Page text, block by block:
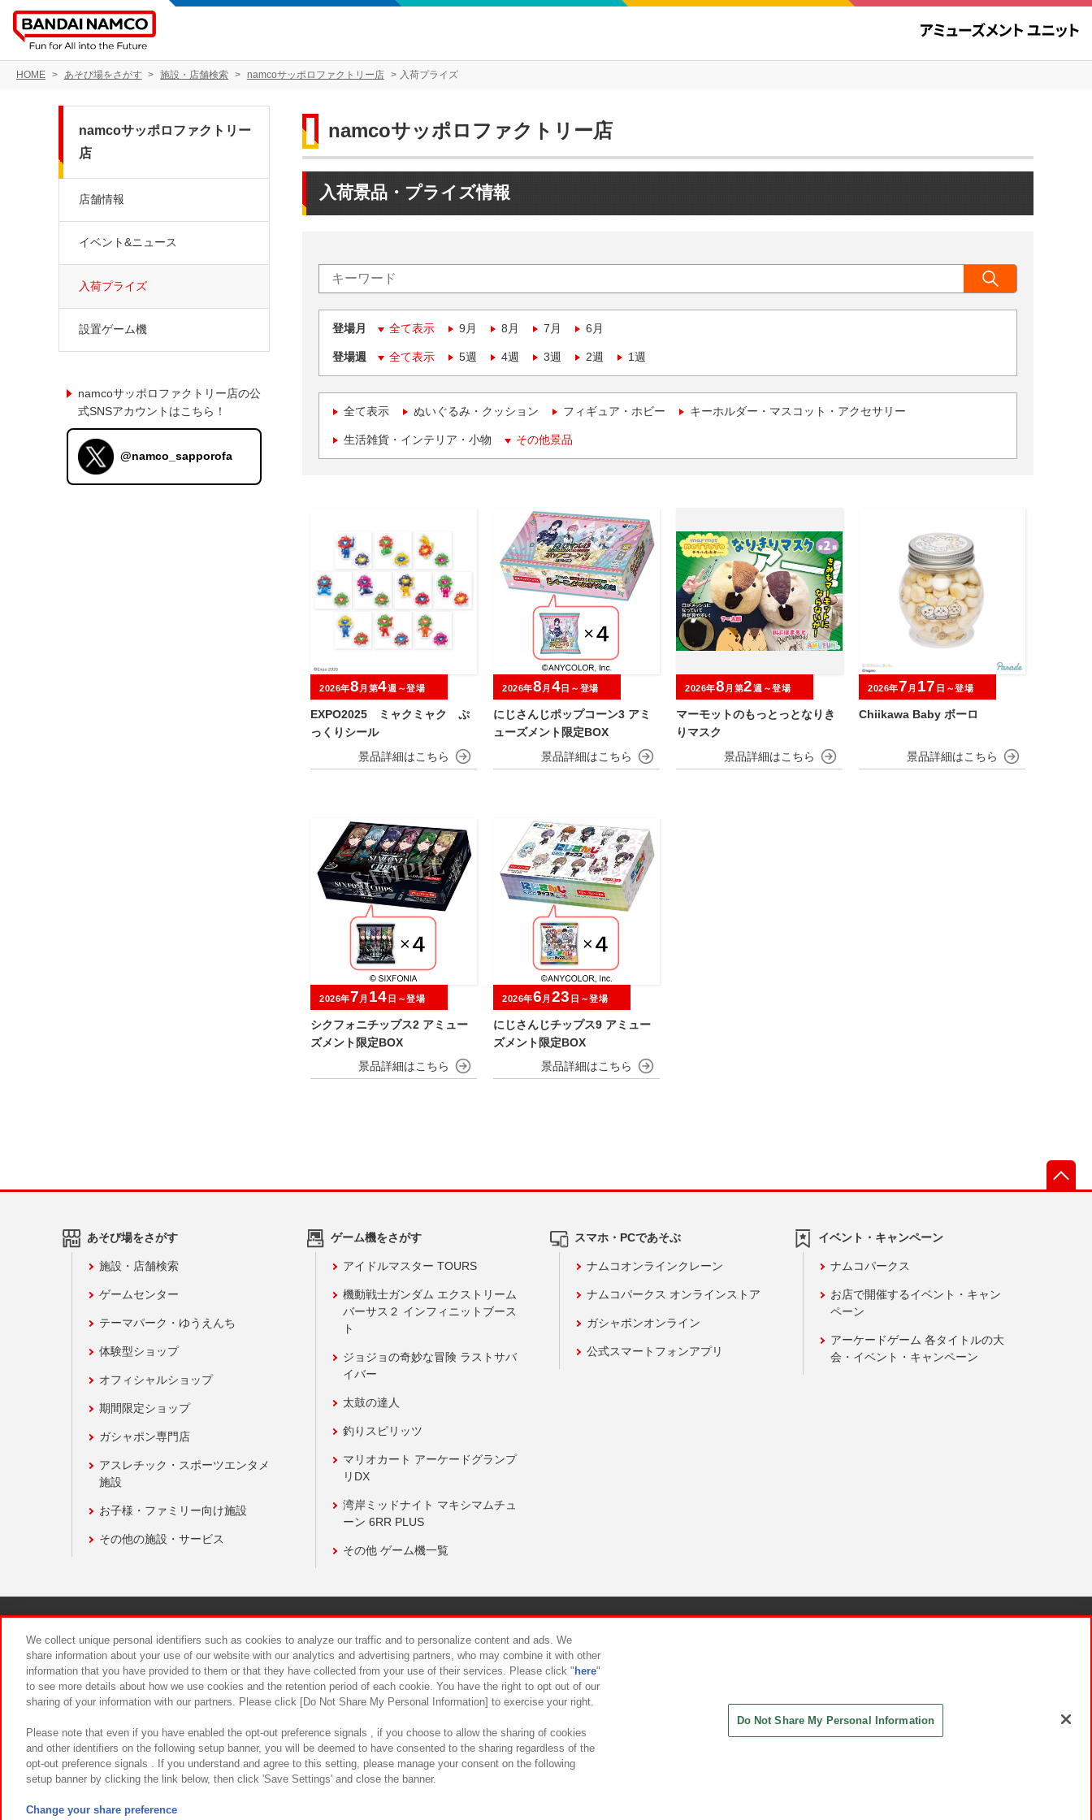
HOME あそび場をさがす 施設・店舗検索 namcoサッポロファクトリー店 入荷プライズ
namcoサッポロファクトリー店
入荷景品・プライズ情報
登場月 全て表示 9月 8月 7月 6月
登場週 全て表示 5週 4週 3週 2週 1週
全て表示 ぬいぐるみ・クッション フィギュア・ホビー キーホルダー・マスコット・アクセサリー
生活雑貨・インテリア・小物 その他景品
EXPO2025 ミャクミャク ぷ
っくりシール
2026年8 月第4週～登場
にじさんじポップコーン3 アミ
ューズメント限定BOX
2026年8 月 4日～登場
マーモットのもっとっとなりき
りマスク
2026年8 月第2週～登場
Chiikawa Baby ボーロ
2026年7 月 17 日～登場
シクフォニチップス2 アミュー
ズメント限定BOX
2026年7 月 14 日～登場
にじさんじチップス9 アミュー
ズメント限定BOX
2026年6 月 23 日～登場
namcoサッポロファクトリー
店
店舗情報
イベント&ニュース
入荷プライズ
設置ゲーム機
namcoサッポロファクトリー店の公
式SNSアカウントはこちら！
@namco_sapporofa
あそび場をさがす
施設・店舗検索
ゲームセンター
テーマパーク・ゆうえんち
体験型ショップ
オフィシャルショップ
期間限定ショップ
ガシャポン専門店
アスレチック・スポーツエンタメ
施設
お子様・ファミリー向け施設
その他の施設・サービス
ゲーム機をさがす
アイドルマスター TOURS
機動戦士ガンダム エクストリーム
バーサス２ インフィニットブース
ト
ジョジョの奇妙な冒険 ラストサバ
イバー
太鼓の達人
釣りスピリッツ
マリオカート アーケードグランプ
リDX
湾岸ミッドナイト マキシマムチュ
ーン 6RR PLUS
その他 ゲーム機一覧
スマホ・PCであそぶ
ナムコオンラインクレーン
ナムコパークス オンラインストア
ガシャポンオンライン
公式スマートフォンアプリ
イベント・キャンペーン
ナムコパークス
お店で開催するイベント・キャン
ペーン
アーケードゲーム 各タイトルの大
会・イベント・キャンペーン
食品のご提供について カスタマーハラスメント対応方針
We collect unique personal identifiers such as cookies to analyze our traffic and to personalize content and ads. We
share information about your use of our website with our analytics and advertising partners, who may combine it with other
information that you have provided to them or that they have collected from your use of their services. Please click " here"
to see more details about how we use cookies and the retention period of each cookie. You have the right to opt out of our
sharing of your information with our partners. Please click [Do Not Share My Personal Information] to exercise your right.
Please note that even if you have enabled the opt-out preference signals , if you choose to allow the sharing of cookies
and other identifiers on the following setup banner, you will be deemed to have consented to the sharing regardless of the
opt-out preference signals . If you understand and agree to this setting, please manage your consent on the following
setup banner by clicking the link below, then click 'Save Settings' and close the banner.
Change your share preference
Do Not Share My Personal Information